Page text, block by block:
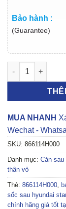
Bảo hành :
(Guarantee)
BA ĐỜ SỐC
MUA NHANH
Wechat -
SKU: 866114H000
Danh mục: Cản
thân vỏ
Thẻ: 866114H000
sốc sau hyundai
chính hãng giá tốt